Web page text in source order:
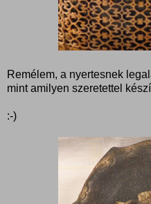
Remélem, a nyertesnek
mint amilyen szeretettel
:-)